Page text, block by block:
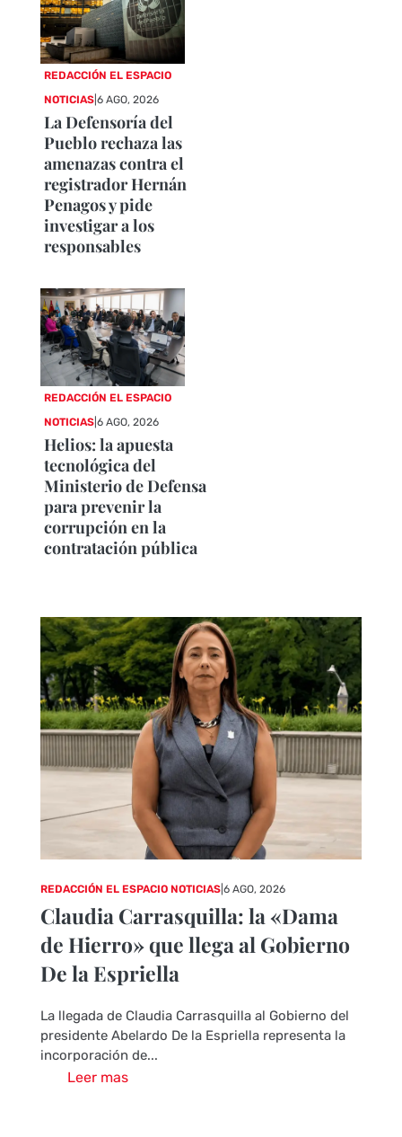
REDACCIÓN EL ESPACIO
NOTICIAS |6 AGO, 2026
La Defensoría del
Pueblo rechaza las
amenazas contra el
registrador Hernán
Penagos y pide
investigar a los
responsables
REDACCIÓN EL ESPACIO
NOTICIAS |6 AGO, 2026
Helios: la apuesta
tecnológica del
Ministerio de Defensa
para prevenir la
corrupción en la
contratación pública
REDACCIÓN EL ESPACIO NOTICIAS| 6 AGO, 2026
Claudia Carrasquilla: la «Dama
de Hierro» que llega al Gobierno
De la Espriella
La llegada de Claudia Carrasquilla al Gobierno del
presidente Abelardo De la Espriella representa la
incorporación de...
Leer mas